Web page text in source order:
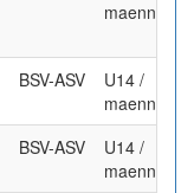
maennlich
BSV-ASV
U14 /
maennlich
BSV-ASV
U14 /
maennlich